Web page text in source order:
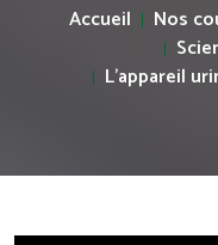
Accueil Nos
L'appareil